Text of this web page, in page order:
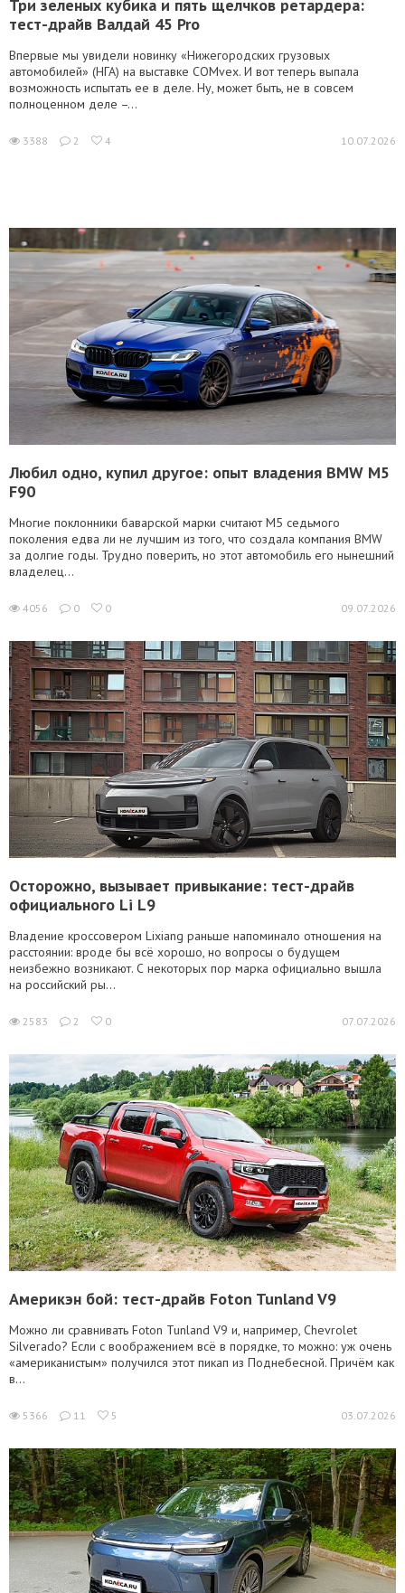
Три зеленых кубика и пять щелчков ретардера:
тест-драйв Валдай 45 Pro
Впервые мы увидели новинку «Нижегородских грузовых
автомобилей» (НГА) на выставке COMvex. И вот теперь выпала
возможность испытать ее в деле. Ну, может быть, не в совсем
полноценном деле –...
3388 2 4 10.07.2026
Любил одно, купил другое: опыт владения BMW M5
F90
Многие поклонники баварской марки считают M5 седьмого
поколения едва ли не лучшим из того, что создала компания BMW
за долгие годы. Трудно поверить, но этот автомобиль его нынешний
владелец...
4056 0 0 09.07.2026
Осторожно, вызывает привыкание: тест-драйв
официального Li L9
Владение кроссовером Lixiang раньше напоминало отношения на
расстоянии: вроде бы всё хорошо, но вопросы о будущем
неизбежно возникают. С некоторых пор марка официально вышла
на российский ры...
2583 2 0 07.07.2026
Америкэн бой: тест-драйв Foton Tunland V9
Можно ли сравнивать Foton Tunland V9 и, например, Chevrolet
Silverado? Если с воображением всё в порядке, то можно: уж очень
«американистым» получился этот пикап из Поднебесной. Причём как
в...
5366 11 5 03.07.2026